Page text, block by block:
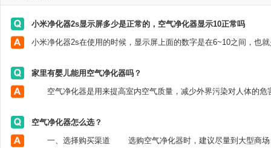
小米净化器2s显示屏多少是正常的，空气净化器显示10正常吗
家里有婴儿能用空气净化器吗？
空气净化器怎么选？